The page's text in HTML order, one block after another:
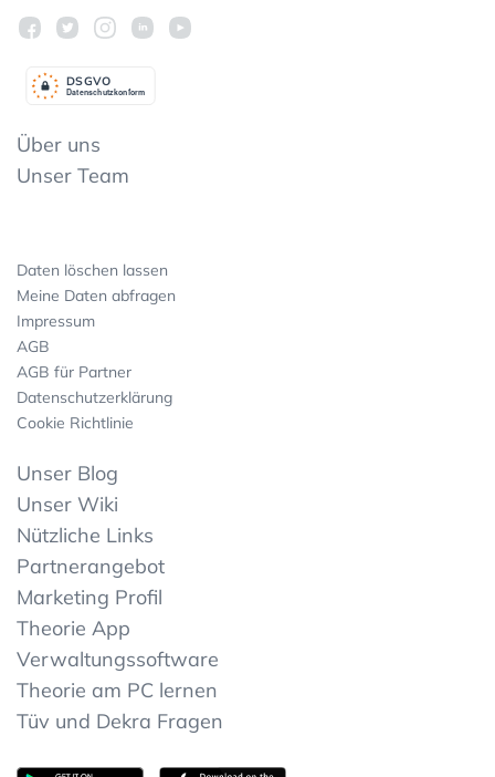
Datenschutzkonform
DSGVO
Über uns
Unser Team
Daten löschen lassen
Meine Daten abfragen
Impressum
AGB
AGB für Partner
Datenschutzerklärung
Cookie Richtlinie
Unser Blog
Unser Wiki
Nützliche Links
Partnerangebot
Marketing Profil
Theorie App
Verwaltungssoftware
Theorie am PC lernen
Tüv und Dekra Fragen